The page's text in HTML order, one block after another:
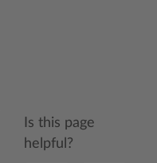
Is this page
helpful?